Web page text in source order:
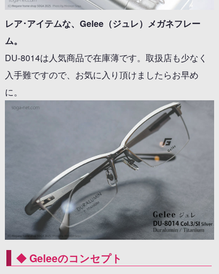
レア･アイテムな、Gelee（ジュレ）メガネフレー
ム。
DU-8014は人気商品で在庫薄です。取扱店も少なく
入手難ですので、お気に入り頂けましたらお早め
に。
◆ Geleeのコンセプト